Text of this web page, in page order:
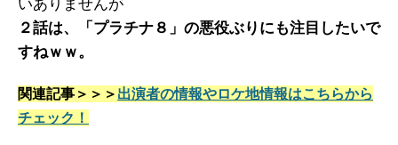
いありませんが
２話は、「プラチナ８」の悪役ぶりにも注目したいで
すねｗｗ。
関連記事＞＞＞ 出演者の情報やロケ地情報はこちらから
チェック！